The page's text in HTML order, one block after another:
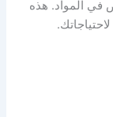
في المواد. هذه